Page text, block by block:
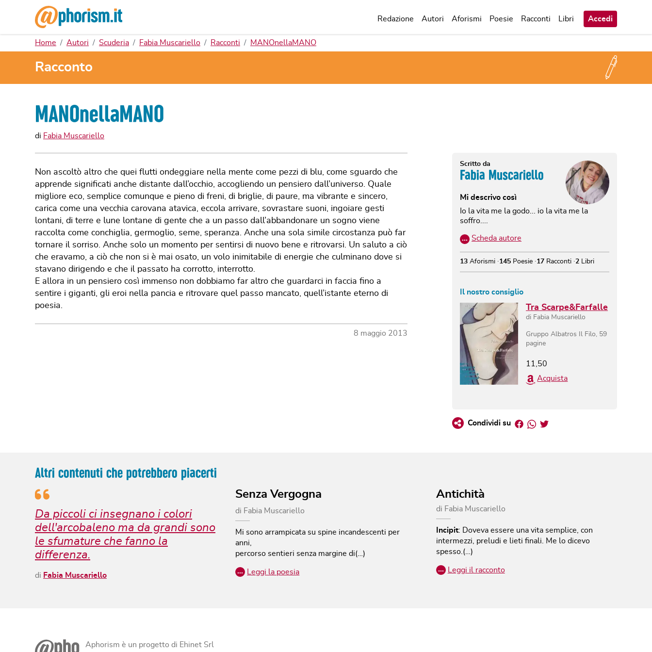
Redazione Autori Aforismi Poesie Racconti Libri Accedi
Home Autori Scuderia Fabia Muscariello Racconti MANOnellaMANO
Racconto
MANOnellaMANO
di Fabia Muscariello
Non ascoltò altro che quei flutti ondeggiare nella mente come pezzi di blu, come sguardo che
apprende significati anche distante dall’occhio, accogliendo un pensiero dall’universo. Quale
migliore eco, semplice comunque e pieno di freni, di briglie, di paure, ma vibrante e sincero,
carica come una vecchia carovana atavica, eccola arrivare, sovrastare suoni, ingoiare gesti
lontani, di terre e lune lontane di gente che a un passo dall’abbandonare un sogno viene
raccolta come conchiglia, germoglio, seme, speranza. Anche una sola simile circostanza può far
tornare il sorriso. Anche solo un momento per sentirsi di nuovo bene e ritrovarsi. Un saluto a ciò
che eravamo, a ciò che non si è mai osato, un volo inimitabile di energie che culminano dove si
stavano dirigendo e che il passato ha corrotto, interrotto.
E allora in un pensiero così immenso non dobbiamo far altro che guardarci in faccia fino a
sentire i giganti, gli eroi nella pancia e ritrovare quel passo mancato, quell’istante eterno di
poesia.
8 maggio 2013
Scritto da
Fabia Muscariello
Mi descrivo così
Io la vita me la godo... io la vita me la
soffro....
… Scheda autore
13 Aforismi 145 Poesie 17 Racconti 2 Libri
Il nostro consiglio
Tra Scarpe&Farfalle
di Fabia Muscariello
Gruppo Albatros Il Filo
59
pagine
11,50
Acquista
Condividi su Facebook
Whatsapp
Twitter
Altri contenuti che potrebbero piacerti
Da piccoli ci insegnano i colori
dell'arcobaleno ma da grandi sono
le sfumature che fanno la
differenza.
di Fabia Muscariello
Senza Vergogna
di Fabia Muscariello
Mi sono arrampicata su spine incandescenti per
anni,
percorso sentieri senza margine di(…)
… Leggi la poesia
Antichità
di Fabia Muscariello
Incipit: Doveva essere una vita semplice, con
intermezzi, preludi e lieti finali. Me lo dicevo
spesso.(…)
… Leggi il racconto
Aphorism è un progetto di Ehinet Srl